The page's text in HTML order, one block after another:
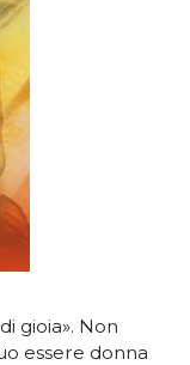
gioia». Non
essere donna